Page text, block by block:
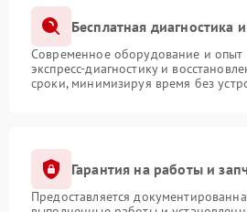
Бесплатная диагностика
Современное оборудование и опыт
экспресс-диагностику и
сроки, минимизируя время без
Гарантия на работы и
Предоставляется